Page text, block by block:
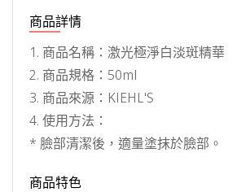
商品詳情
1. 商品名稱：激光極淨白淡斑精華
2. 商品規格：50ml
3. 商品來源：KIEHL'S
4. 使用方法：
* 臉部清潔後，適量塗抹於臉部。
商品特色